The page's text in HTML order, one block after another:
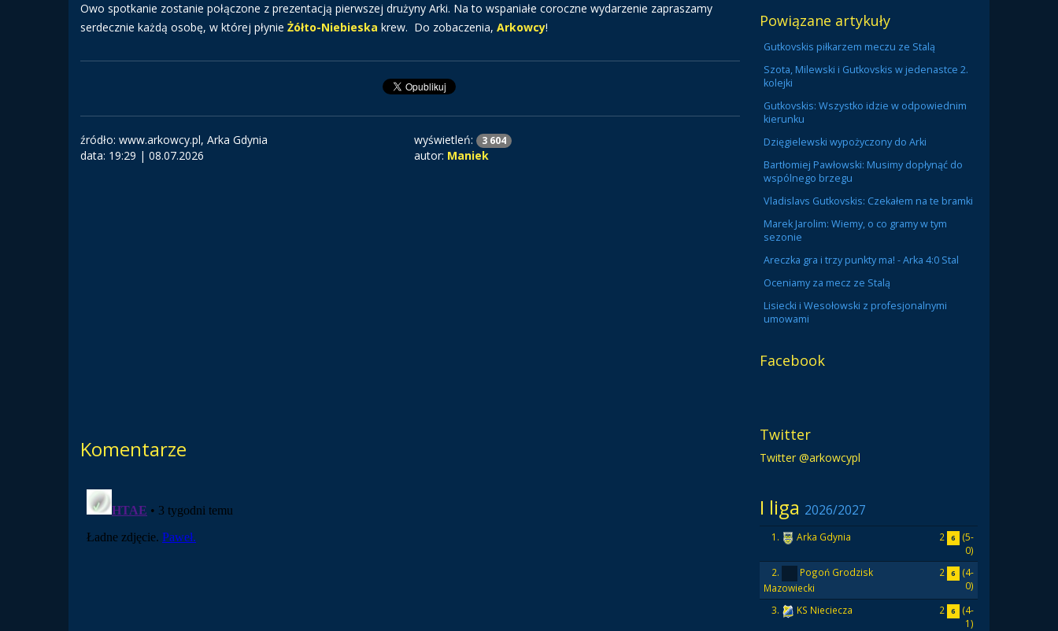
Owo spotkanie zostanie połączone z prezentacją pierwszej drużyny Arki. Na to wspaniałe coroczne wydarzenie zapraszamy
serdecznie każdą osobę, w której płynie Żółto-Niebieska krew. Do zobaczenia, Arkowcy!
źródło: www.arkowcy.pl, Arka Gdynia
data: 19:29 | 08.07.2026
wyświetleń: 3 604
autor: Maniek
Komentarze
Powiązane artykuły
Gutkovskis piłkarzem meczu ze Stalą
Szota, Milewski i Gutkovskis w jedenastce 2.
kolejki
Gutkovskis: Wszystko idzie w odpowiednim
kierunku
Dzięgielewski wypożyczony do Arki
Bartłomiej Pawłowski: Musimy dopłynąć do
wspólnego brzegu
Vladislavs Gutkovskis: Czekałem na te bramki
Marek Jarolim: Wiemy, o co gramy w tym
sezonie
Areczka gra i trzy punkty ma! - Arka 4:0 Stal
Oceniamy za mecz ze Stalą
Lisiecki i Wesołowski z profesjonalnymi
umowami
Facebook
Twitter
Twitter @arkowcypl
I liga 2026/2027
1. Arka Gdynia 2 6
(5-
0)
2.
Pogoń Grodzisk
Mazowiecki
2 6
(4-
0)
3.
KS Nieciecza 2 6
(4-
1)